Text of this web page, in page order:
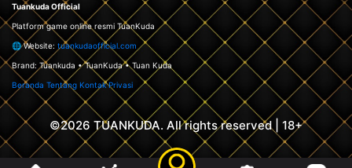
Tuankuda Official
Platform game online resmi TuanKuda
🌐 Website: tuankudaofficial.com
Brand: Tuankuda • TuanKuda • Tuan Kuda
Beranda Tentang Kontak Privasi
©2026 TUANKUDA. All rights reserved | 18+